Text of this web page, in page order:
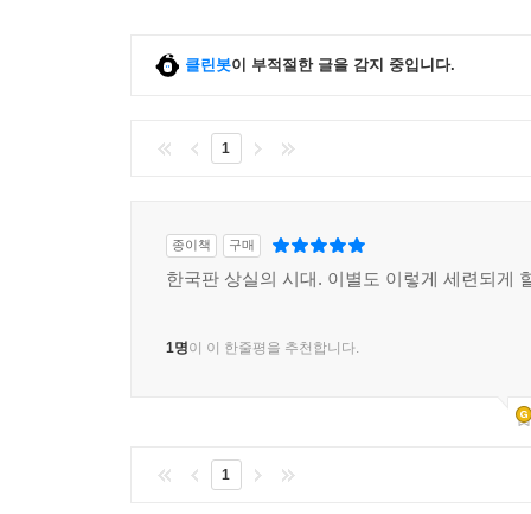
클린봇이 부적절한 글을 감지 중입니다.
1
종이책 구매
한국판 상실의 시대. 이별도 이렇게 세련되게
1명이 이 한줄평을 추천합니다.
1